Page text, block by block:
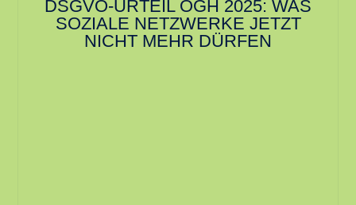
DSGVO-URTEIL OGH 2025: WAS
SOZIALE NETZWERKE JETZT
NICHT MEHR DÜRFEN